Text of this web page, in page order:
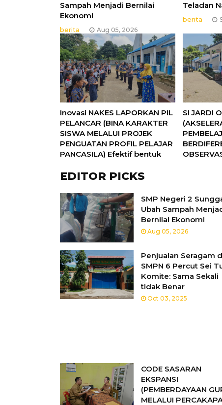
Sampah Menjadi Bernilai
Ekonomi
berita Aug 05, 2026
Teladan
berita
Inovasi NAKES LAPORKAN PIL
PELANCAR (BINA KARAKTER
SISWA MELALUI PROJEK
PENGUATAN PROFIL PELAJAR
PANCASILA) Efektif bentuk
berita Jul 27, 2025
SI JARDI
EDITOR PICKS
SMP Negeri 2
Ubah Sampah
Bernilai Ekonomi
Aug 05, 2026
Penjualan Seragam
SMPN 6 Percut Sei
Komite: Sama Sekali
tidak Benar
Oct 03, 2025
CODE SASARAN
EKSPANSI
(PEMBERDAYAAN
MELALUI